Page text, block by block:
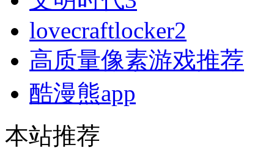
lovecraftlocker2
高质量像素游戏推荐
酷漫熊app
本站推荐